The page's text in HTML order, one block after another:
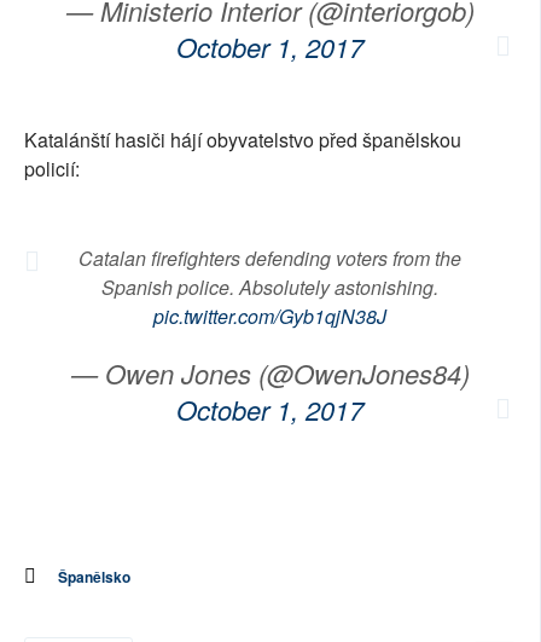
— Ministerio Interior (@interiorgob)
October 1, 2017
Katalánští hasiči hájí obyvatelstvo před španělskou
policií:
Catalan firefighters defending voters from the
Spanish police. Absolutely astonishing.
pic.twitter.com/Gyb1qjN38J
— Owen Jones (@OwenJones84)
October 1, 2017
Španělsko